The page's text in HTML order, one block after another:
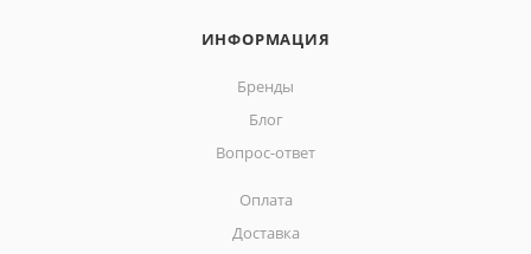
ИНФОРМАЦИЯ
Бренды
Блог
Вопрос-ответ
Оплата
Доставка